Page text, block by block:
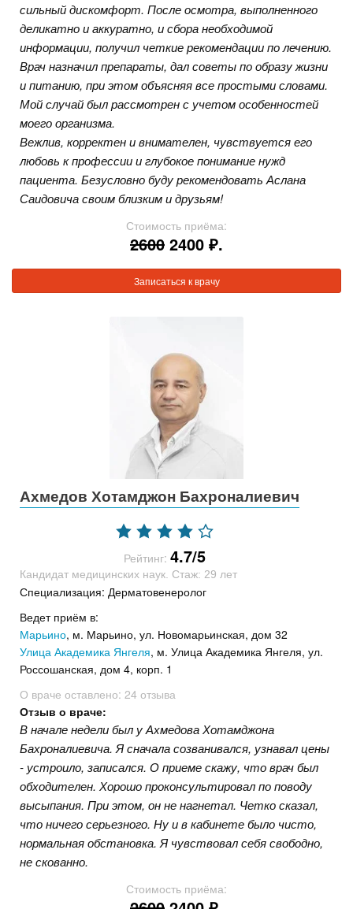
сильный дискомфорт. После осмотра, выполненного
деликатно и аккуратно, и сбора необходимой
информации, получил четкие рекомендации по лечению.
Врач назначил препараты, дал советы по образу жизни
и питанию, при этом объясняя все простыми словами.
Мой случай был рассмотрен с учетом особенностей
моего организма.
Вежлив, корректен и внимателен, чувствуется его
любовь к профессии и глубокое понимание нужд
пациента. Безусловно буду рекомендовать Аслана
Саидовича своим близким и друзьям!
Стоимость приёма:
2600 2400 ₽.
Записаться к врачу
Ахмедов Хотамджон Бахроналиевич
Рейтинг: 4.7/5
Кандидат медицинских наук. Стаж: 29 лет
Специализация: Дерматовенеролог
Ведет приём в:
Марьино, м. Марьино, ул. Новомарьинская, дом 32
Улица Академика Янгеля, м. Улица Академика Янгеля, ул.
Россошанская, дом 4, корп. 1
О враче оставлено: 24 отзыва
Отзыв о враче:
В начале недели был у Ахмедова Хотамджона
Бахроналиевича. Я сначала созванивался, узнавал цены
- устроило, записался. О приеме скажу, что врач был
обходителен. Хорошо проконсультировал по поводу
высыпания. При этом, он не нагнетал. Четко сказал,
что ничего серьезного. Ну и в кабинете было чисто,
нормальная обстановка. Я чувствовал себя свободно,
не скованно.
Стоимость приёма: